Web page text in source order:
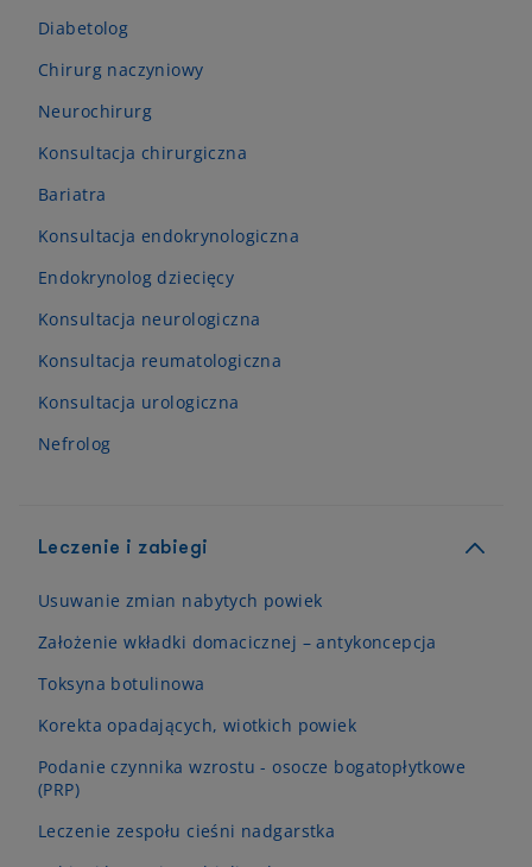
Diabetolog
Chirurg naczyniowy
Neurochirurg
Konsultacja chirurgiczna
Bariatra
Konsultacja endokrynologiczna
Endokrynolog dziecięcy
Konsultacja neurologiczna
Konsultacja reumatologiczna
Konsultacja urologiczna
Nefrolog
Leczenie i zabiegi
Usuwanie zmian nabytych powiek
Założenie wkładki domacicznej – antykoncepcja
Toksyna botulinowa
Korekta opadających, wiotkich powiek
Podanie czynnika wzrostu - osocze bogatopłytkowe
(PRP)
Leczenie zespołu cieśni nadgarstka